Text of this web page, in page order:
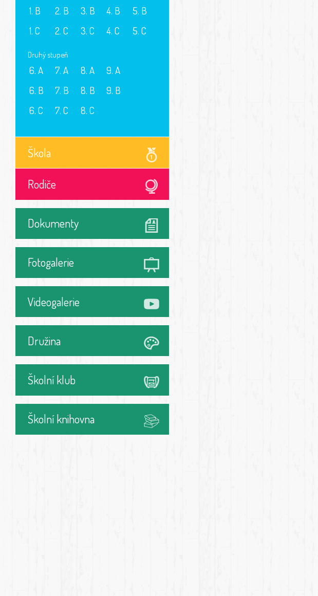
1. B
1. C
2. B
2. C
3. B
3. C
4. B
4. C
5. B
5. C
Druhý stupeň
6. A
6. B
6. C
7. A
7. B
7. C
8. A
8. B
8. C
9. A
9. B
Škola
Rodiče
Dokumenty
Fotogalerie
Videogalerie
Družina
Školní klub
Školní knihovna